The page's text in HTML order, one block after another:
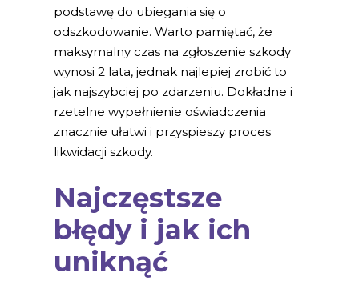
podstawę do ubiegania się o
odszkodowanie. Warto pamiętać, że
maksymalny czas na zgłoszenie szkody
wynosi 2 lata, jednak najlepiej zrobić to
jak najszybciej po zdarzeniu. Dokładne i
rzetelne wypełnienie oświadczenia
znacznie ułatwi i przyspieszy proces
likwidacji szkody.
Najczęstsze
błędy i jak ich
uniknąć